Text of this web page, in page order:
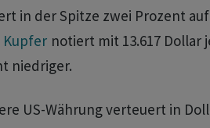
in der Spitze zwei Prozent auf
Kupfer notiert mit 13.617 Dollar
niedriger.
US-Währung verteuert in